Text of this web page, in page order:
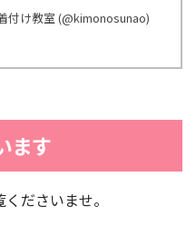
付け教室 (@kimonosunao)
ます
ださいませ。